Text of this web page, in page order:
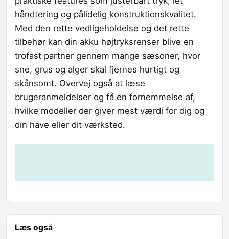
håndtering og pålidelig konstruktionskvalitet.
Med den rette vedligeholdelse og det rette
tilbehør kan din akku højtryksrenser blive en
trofast partner gennem mange sæsoner, hvor
sne, grus og alger skal fjernes hurtigt og
skånsomt. Overvej også at læse
brugeranmeldelser og få en fornemmelse af,
hvilke modeller der giver mest værdi for dig og
din have eller dit værksted.
Læs også